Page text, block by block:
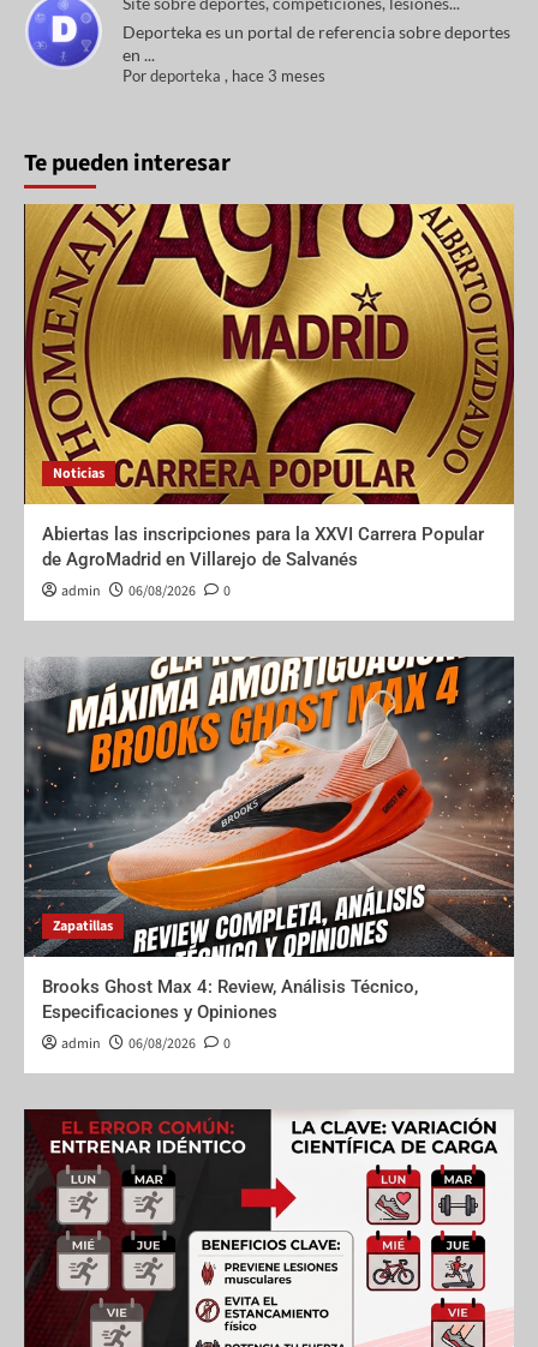
Deporteka es un portal de referencia sobre deportes
en ...
Pordeporteka , hace 3 meses
Te pueden interesar
Noticias
Abiertas las inscripciones para la XXVI Carrera Popular
de AgroMadrid en Villarejo de Salvanés
admin 06/08/2026 0
Zapatillas
Brooks Ghost Max 4: Review, Análisis Técnico,
Especificaciones y Opiniones
admin 06/08/2026 0